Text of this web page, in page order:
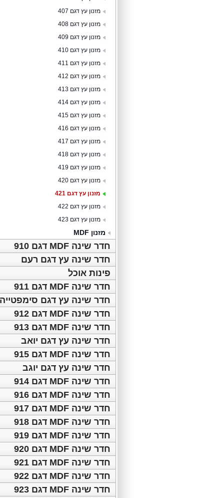
מזנון עץ דגם 407
מזנון עץ דגם 408
מזנון עץ דגם 409
מזנון עץ דגם 410
מזנון עץ דגם 411
מזנון עץ דגם 412
מזנון עץ דגם 413
מזנון עץ דגם 414
מזנון עץ דגם 415
מזנון עץ דגם 416
מזנון עץ דגם 417
מזנון עץ דגם 418
מזנון עץ דגם 419
מזנון עץ דגם 420
מזנון עץ דגם 421
מזנון עץ דגם 422
מזנון עץ דגם 423
מזנון MDF
חדר שינה MDF דגם 910
חדר שינה עץ דגם רעם
פינות אוכל
חדר שינה MDF דגם 911
חדר שינה עץ דגם סימפטייה
חדר שינה MDF דגם 912
חדר שינה MDF דגם 913
חדר שינה עץ דגם יואב
חדר שינה MDF דגם 915
חדר שינה עץ דגם יוגב
חדר שינה MDF דגם 914
חדר שינה MDF דגם 916
חדר שינה MDF דגם 917
חדר שינה MDF דגם 918
חדר שינה MDF דגם 919
חדר שינה MDF דגם 920
חדר שינה MDF דגם 921
חדר שינה MDF דגם 922
חדר שינה MDF דגם 923